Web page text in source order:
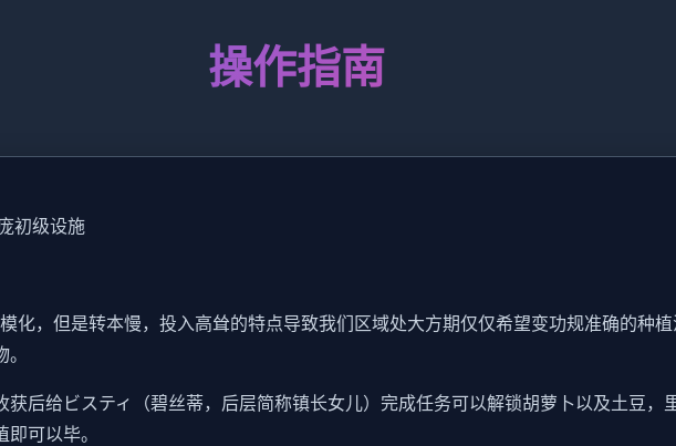
操作指南
初级设施
化，但是转本慢，投入高耸的特点导致我们区域处大方期仅仅希望变功规准确的种
后给ビスティ（碧丝蒂，后层简称镇长女儿）完成任务可以解锁胡萝卜以及土豆，
可以毕。